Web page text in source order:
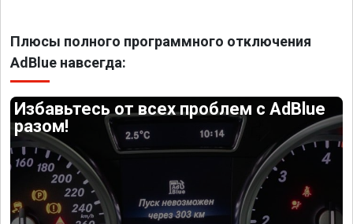
Плюсы полного программного отключения
AdBlue навсегда:
Избавьтесь от всех проблем с AdBlue
разом!